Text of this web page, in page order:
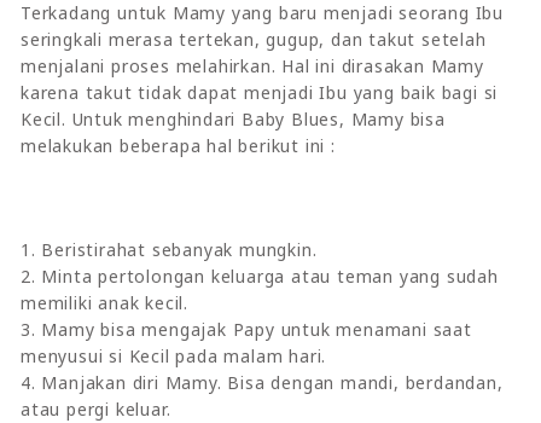
Terkadang untuk Mamy yang baru menjadi seorang Ibu
seringkali merasa tertekan, gugup, dan takut setelah
menjalani proses melahirkan. Hal ini dirasakan Mamy
karena takut tidak dapat menjadi Ibu yang baik bagi si
Kecil. Untuk menghindari Baby Blues, Mamy bisa
melakukan beberapa hal berikut ini :
1. Beristirahat sebanyak mungkin.
2. Minta pertolongan keluarga atau teman yang sudah
memiliki anak kecil.
3. Mamy bisa mengajak Papy untuk menamani saat
menyusui si Kecil pada malam hari.
4. Manjakan diri Mamy. Bisa dengan mandi, berdandan,
atau pergi keluar.